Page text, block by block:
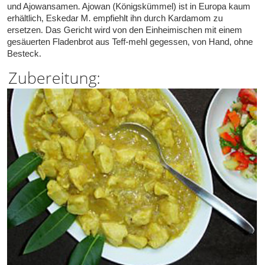
undAjowansamen. Ajowan (Königskümmel) ist in Europa kaum
erhältlich, Eskedar M. empfiehlt ihn durch Kardamom zu
ersetzen. Das Gericht wird von den Einheimischen mit einem
gesäuerten Fladenbrot aus Teff-mehl gegessen, von Hand, ohne
Besteck.
Zubereitung: